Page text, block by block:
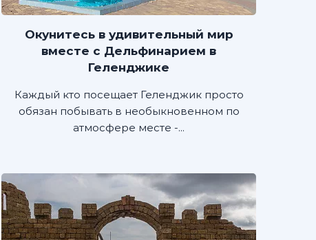
Окунитесь в удивительный мир
вместе с Дельфинарием в
Геленджике
Каждый кто посещает Геленджик просто
обязан побывать в необыкновенном по
атмосфере месте -...